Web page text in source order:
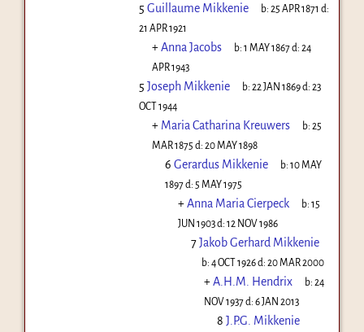
5 Guillaume Mikkenie b:25 APR 1871 d:
21 APR 1921
+Anna Jacobs b:1 MAY 1867d:24
APR 1943
5 Joseph Mikkenie b:22 JAN 1869d:23
OCT 1944
+ Maria Catharina Kreuwers b:25
MAR 1875 d: 20 MAY 1898
6 Gerardus Mikkenie b:10 MAY
1897d: 5 MAY 1975
+Anna Maria Cierpeck b:15
JUN 1903d: 12 NOV 1986
7Jakob Gerhard Mikkenie
b:4 OCT 1926d:20 MAR 2000
+A.H.M. Hendrix b:24
NOV 1937d: 6 JAN 2013
8 J.P.G. Mikkenie